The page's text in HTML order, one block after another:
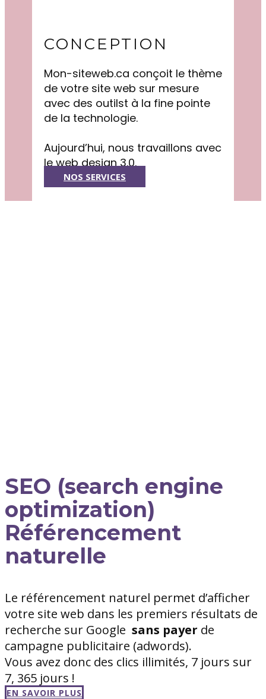
CONCEPTION
Mon-siteweb.ca conçoit le thème
de votre site web sur mesure
avec des outilst à la fine pointe
de la technologie.
Aujourd’hui, nous travaillons avec
le web design 3.0.
NOS SERVICES
SEO (search engine
optimization)
Référencement
naturelle
Le référencement naturel permet d’afficher
votre site web dans les premiers résultats de
recherche sur Google sans payer de
campagne publicitaire (adwords).
Vous avez donc des clics illimités, 7 jours sur
7, 365 jours !
EN SAVOIR PLUS